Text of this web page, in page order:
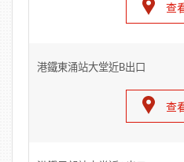
查
港鐵東涌站大堂近B出口
查